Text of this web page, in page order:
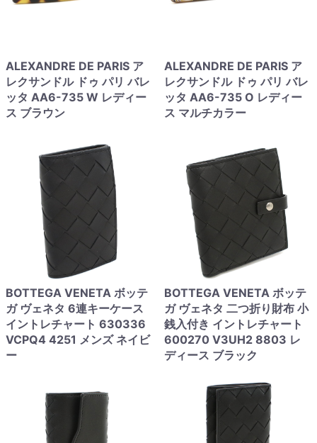
ALEXANDRE DE PARIS ア
レクサンドル ドゥ パリ バレ
ッタ AA6-735 W レディー
ス ブラウン
ALEXANDRE DE PARIS ア
レクサンドル ドゥ パリ バレ
ッタ AA6-735 O レディー
ス マルチカラー
BOTTEGA VENETA ボッテ
ガ ヴェネタ 6連キーケース
イントレチャート 630336
VCPQ4 4251 メンズ ネイビ
ー
BOTTEGA VENETA ボッテ
ガ ヴェネタ 二つ折り財布 小
銭入付き イントレチャート
600270 V3UH2 8803 レ
ディース ブラック